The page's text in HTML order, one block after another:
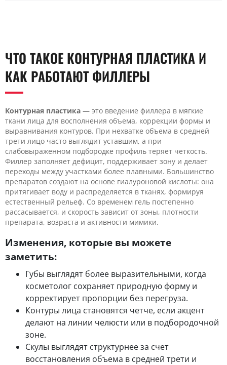
ЧТО ТАКОЕ КОНТУРНАЯ ПЛАСТИКА И
КАК РАБОТАЮТ ФИЛЛЕРЫ
Контурная пластика — это введение филлера в мягкие
ткани лица для восполнения объема, коррекции формы и
выравнивания контуров. При нехватке объема в средней
трети лицо часто выглядит уставшим, а при
слабовыраженном подбородке профиль теряет четкость.
Филлер заполняет дефицит, поддерживает зону и делает
переходы между участками более плавными. Большинство
препаратов создают на основе гиалуроновой кислоты: она
притягивает воду и распределяется в тканях, формируя
естественный рельеф. Со временем гель постепенно
рассасывается, и скорость зависит от зоны, плотности
препарата, возраста и активности мимики.
Изменения, которые вы можете
заметить:
Губы выглядят более выразительными, когда
косметолог сохраняет природную форму и
корректирует пропорции без перегруза.
Контуры лица становятся четче, если акцент
делают на линии челюсти или в подбородочной
зоне.
Скулы выглядят структурнее за счет
восстановления объема в средней трети и